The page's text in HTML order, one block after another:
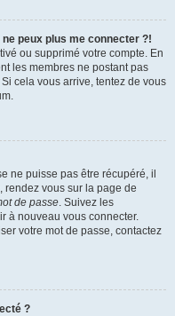
peux plus me connecter ?!
ou supprimé votre compte. En
les membres ne postant pas
cela vous arrive, tentez de vous
ne puisse pas être récupéré, il
rendez vous sur la page de
de passe. Suivez les
à nouveau vous connecter.
votre mot de passe, contactez
?